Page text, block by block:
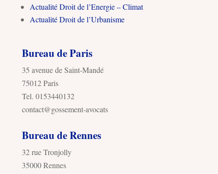
Actualité Droit de l’Energie – Climat
Actualité Droit de l’Urbanisme
Bureau de Paris
35 avenue de Saint-Mandé
75012 Paris
Tel. 0153440132
contact@gossement-avocats
Bureau de Rennes
32 rue Tronjolly
35000 Rennes